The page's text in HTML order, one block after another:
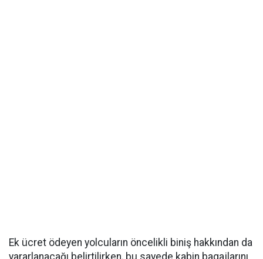
Ek ücret ödeyen yolcuların öncelikli biniş hakkından da